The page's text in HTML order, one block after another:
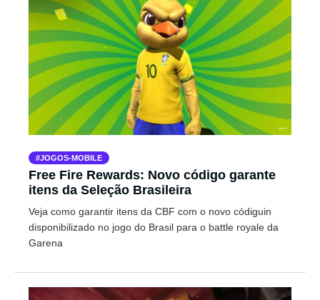
JOGOS-MOBILE
Free Fire Rewards: Novo código garante
itens da Seleção Brasileira
Veja como garantir itens da CBF com o novo códiguin
disponibilizado no jogo do Brasil para o battle royale da
Garena